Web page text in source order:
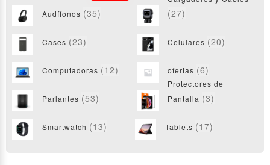
Audífonos (35) (27)
Cases (23) Celulares (20)
Computadoras (12) ofertas (6)
Parlantes (53)
Protectores de
Pantalla (3)
Smartwatch (13) Tablets (17)